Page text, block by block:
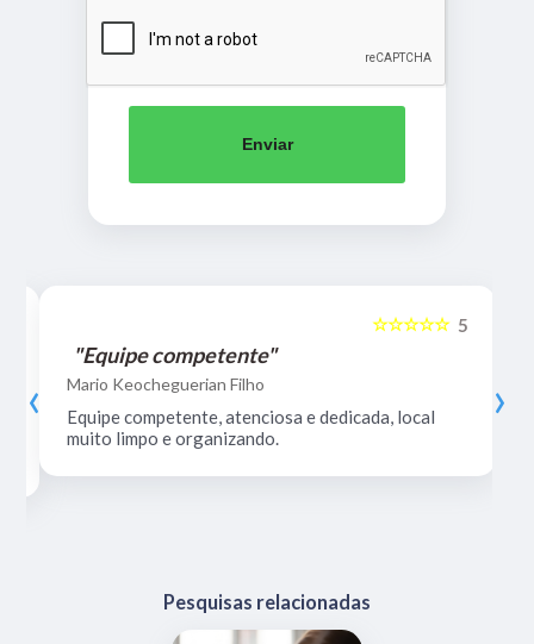
Enviar
5
☆☆☆☆☆
"Equipe competente"
Mario Keocheguerian Filho
Equipe competente, atenciosa e dedicada, local
muito limpo e organizando.
‹ ›
Pesquisas relacionadas